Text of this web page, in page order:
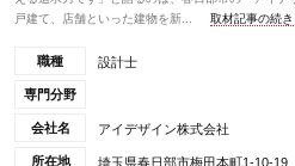
戸建て、店舗といった建物を新...
取材記事の続
職種 設計士
専門分野
会社名 アイデザイン株式会社
所在地 埼玉県春日部市梅田本町1-10-19